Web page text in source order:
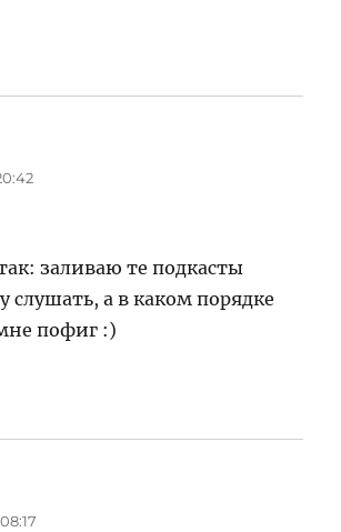
заливаю те подкасты
слушать, а в каком порядке
пофиг :)